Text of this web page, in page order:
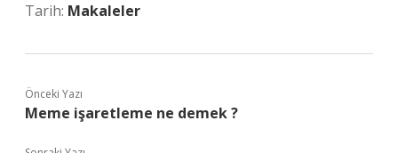
Tarih: Makaleler
Önceki Yazı
Meme işaretleme ne demek ?